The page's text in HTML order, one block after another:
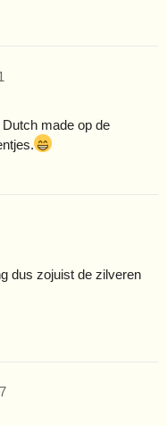
made op de
dus zojuist de zilveren